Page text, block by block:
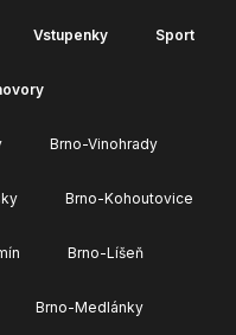
Vstupenky Sport
Brno-Vinohrady
Brno-Kohoutovice
Brno-Líšeň
Brno-Medlánky